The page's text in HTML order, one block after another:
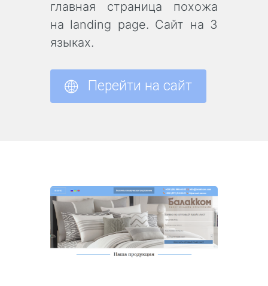
главная страница похожа
на landing page. Сайт на 3
языках.
Перейти на сайт